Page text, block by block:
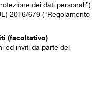
dei dati personali”)
2016/679 (“Regolamento
(facoltativo)
ed inviti da parte del